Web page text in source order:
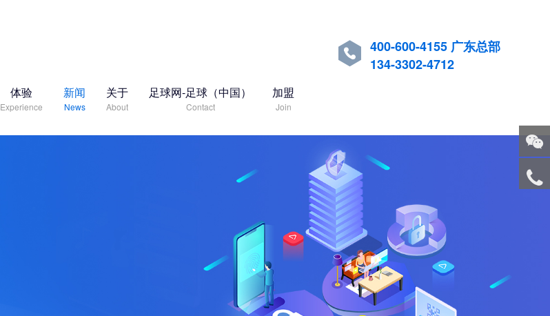

400-600-4155 广东总部
134-3302-4712
体验
Experience
新闻
News
关于
About
足球网-足球（中国）
Contact
加盟
Join
微信